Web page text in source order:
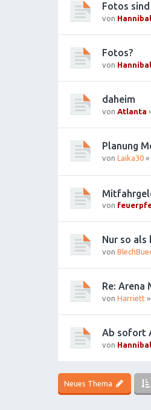
Fotos sind
von
Fotos?
von
daheim
von Atlanta
Planung
von Laika30 »
von
Nur so als
von
Re: Arena
von Harriett »
Ab sofort
von
Neues Thema